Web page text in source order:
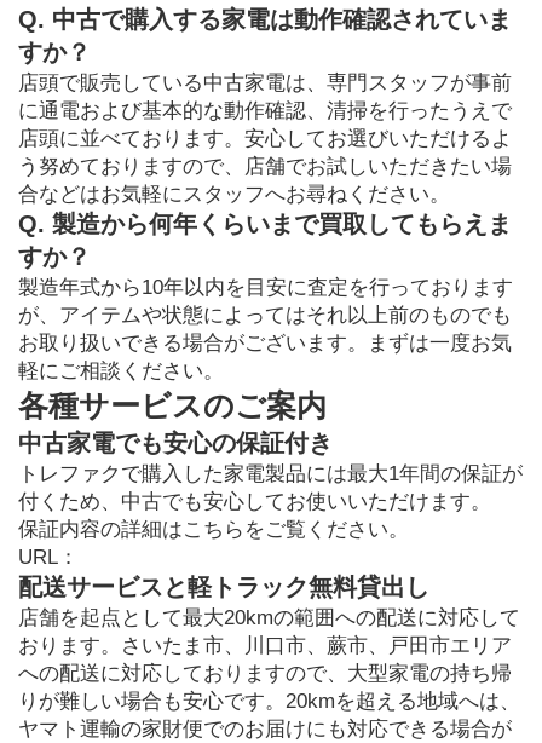
Q. 中古で購入する家電は動作確認されていま
すか？
店頭で販売している中古家電は、専門スタッフが事前
に通電および基本的な動作確認、清掃を行ったうえで
店頭に並べております。安心してお選びいただけるよ
う努めておりますので、店舗でお試しいただきたい場
合などはお気軽にスタッフへお尋ねください。
Q. 製造から何年くらいまで買取してもらえま
すか？
製造年式から10年以内を目安に査定を行っております
が、アイテムや状態によってはそれ以上前のものでも
お取り扱いできる場合がございます。まずは一度お気
軽にご相談ください。
各種サービスのご案内
中古家電でも安心の保証付き
トレファクで購入した家電製品には最大1年間の保証が
付くため、中古でも安心してお使いいただけます。
保証内容の詳細はこちらをご覧ください。
URL：
配送サービスと軽トラック無料貸出し
店舗を起点として最大20kmの範囲への配送に対応して
おります。さいたま市、川口市、蕨市、戸田市エリア
への配送に対応しておりますので、大型家電の持ち帰
りが難しい場合も安心です。20kmを超える地域へは、
ヤマト運輸の家財便でのお届けにも対応できる場合が